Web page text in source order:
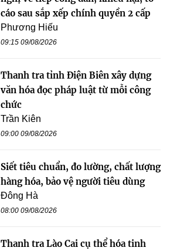
cáo sau sắp xếp chính quyền 2 cấp
Phương Hiếu
09:15 09/08/2026
Thanh tra tỉnh Điện Biên xây dựng
văn hóa đọc pháp luật từ mỗi công
chức
Trần Kiên
09:00 09/08/2026
Siết tiêu chuẩn, đo lường, chất lượng
hàng hóa, bảo vệ người tiêu dùng
Đông Hà
08:00 09/08/2026
Thanh tra Lào Cai cụ thể hóa tinh